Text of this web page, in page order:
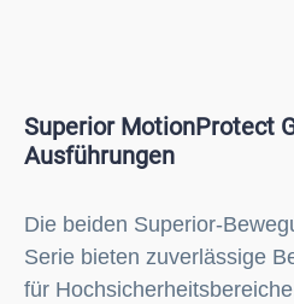
Superior MotionProtect
Ausführungen
Die beiden Superior-
Serie bieten zuverlässige
für